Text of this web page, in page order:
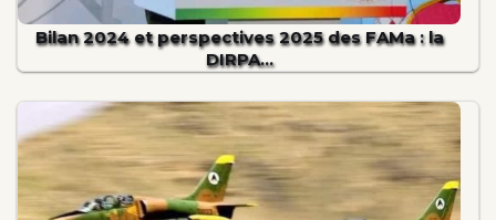
Bilan 2024 et perspectives 2025 des FAMa : la
DIRPA…